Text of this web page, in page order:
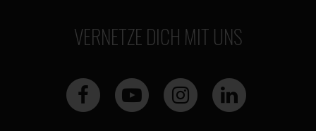
VERNETZE DICH MIT UNS